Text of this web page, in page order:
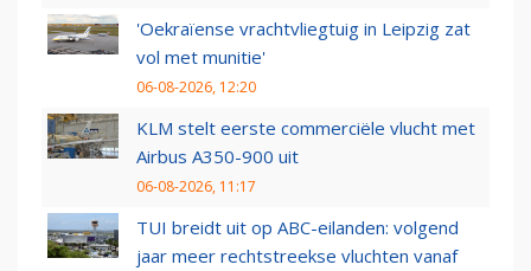
'Oekraïense vrachtvliegtuig in Leipzig zat
vol met munitie'
06-08-2026, 12:20
KLM stelt eerste commerciële vlucht met
Airbus A350-900 uit
06-08-2026, 11:17
TUI breidt uit op ABC-eilanden: volgend
jaar meer rechtstreekse vluchten vanaf